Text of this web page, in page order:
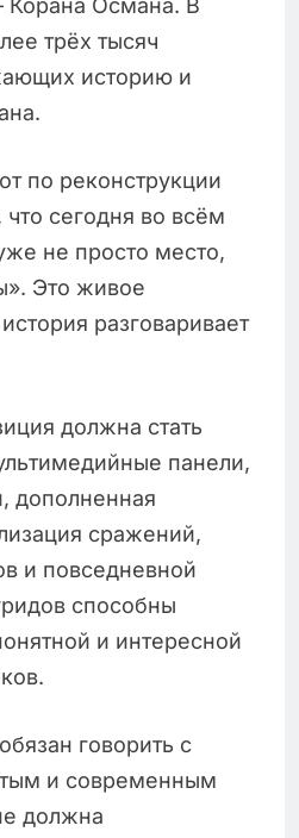
Корана Османа. В
трёх тысяч
историю и
по реконструкции
сегодня во всём
не просто место,
Это живое
разговаривает
должна стать
панели,
дополненная
сражений,
и повседневной
способны
и интересной
говорить с
и современным
должна